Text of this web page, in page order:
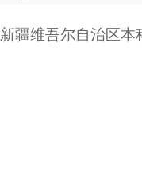
新疆维吾尔自治区